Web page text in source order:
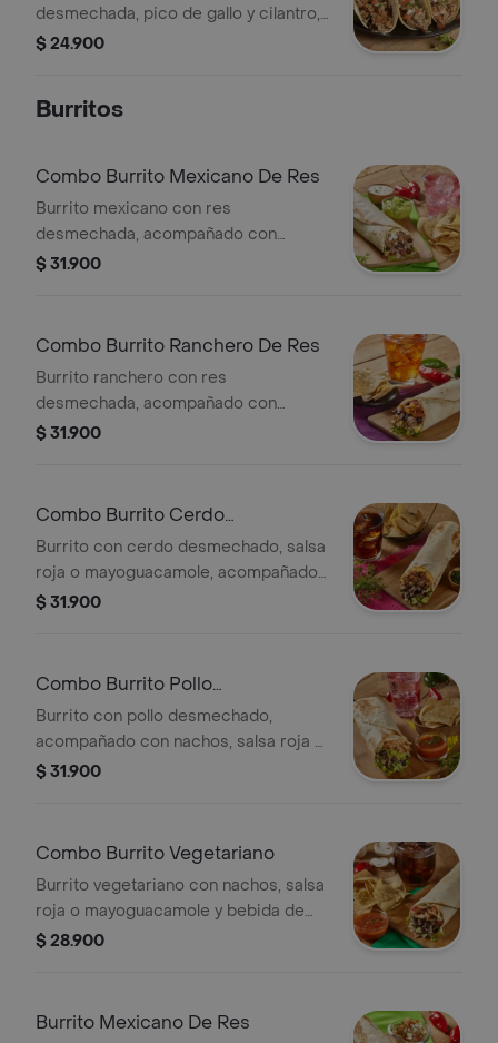
desmechada, pico de gallo y cilantro,
acompañados con limón.
$ 24.900
Burritos
Combo Burrito Mexicano De Res
Burrito mexicano con res
desmechada, acompañado con
nachos, salsa roja o mayoguacamole y
$ 31.900
Combo Burrito Ranchero De Res
Burrito ranchero con res
desmechada, acompañado con
nachos, salsa roja o mayoguacamole y
$ 31.900
Combo Burrito Cerdo
Desmechado
Burrito con cerdo desmechado, salsa
roja o mayoguacamole, acompañado
con nachos y bebida de 400ml.
$ 31.900
Combo Burrito Pollo
Desmechado
Burrito con pollo desmechado,
acompañado con nachos, salsa roja o
mayoguacamole y bebida de 400ml.
$ 31.900
Combo Burrito Vegetariano
Burrito vegetariano con nachos, salsa
roja o mayoguacamole y bebida de
400ml.
$ 28.900
Burrito Mexicano De Res